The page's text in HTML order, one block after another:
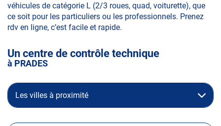
véhicules de catégorie L (2/3 roues, quad, voiturette), que
ce soit pour les particuliers ou les professionnels. Prenez
rdv en ligne, c’est facile et rapide.
Un centre de contrôle technique
à PRADES
Les villes à proximité